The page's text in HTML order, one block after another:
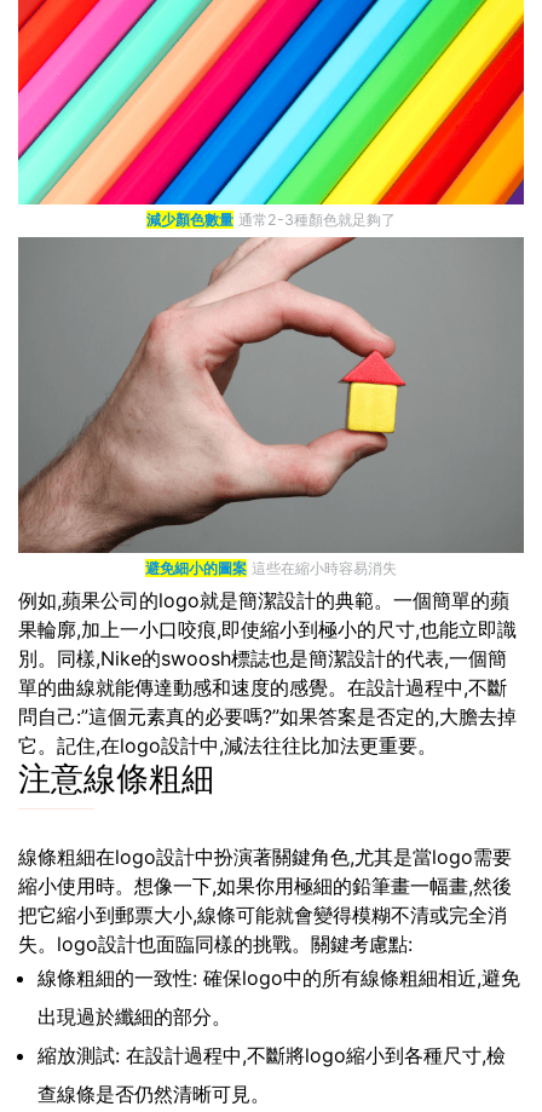
減少顏色數量 通常2-3種顏色就足夠了
避免細小的圖案 這些在縮小時容易消失
例如,蘋果公司的logo就是簡潔設計的典範。一個簡單的蘋
果輪廓,加上一小口咬痕,即使縮小到極小的尺寸,也能立即識
別。同樣,Nike的swoosh標誌也是簡潔設計的代表,一個簡
單的曲線就能傳達動感和速度的感覺。在設計過程中,不斷
問自己:”這個元素真的必要嗎?”如果答案是否定的,大膽去掉
它。記住,在logo設計中,減法往往比加法更重要。
注意線條粗細
線條粗細在logo設計中扮演著關鍵角色,尤其是當logo需要
縮小使用時。想像一下,如果你用極細的鉛筆畫一幅畫,然後
把它縮小到郵票大小,線條可能就會變得模糊不清或完全消
失。logo設計也面臨同樣的挑戰。關鍵考慮點:
線條粗細的一致性: 確保logo中的所有線條粗細相近,避免
出現過於纖細的部分。
縮放測試: 在設計過程中,不斷將logo縮小到各種尺寸,檢
查線條是否仍然清晰可見。